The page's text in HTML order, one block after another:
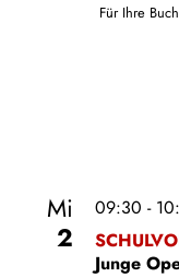
Für Ihre
Mi
2
09:30 -
Junge